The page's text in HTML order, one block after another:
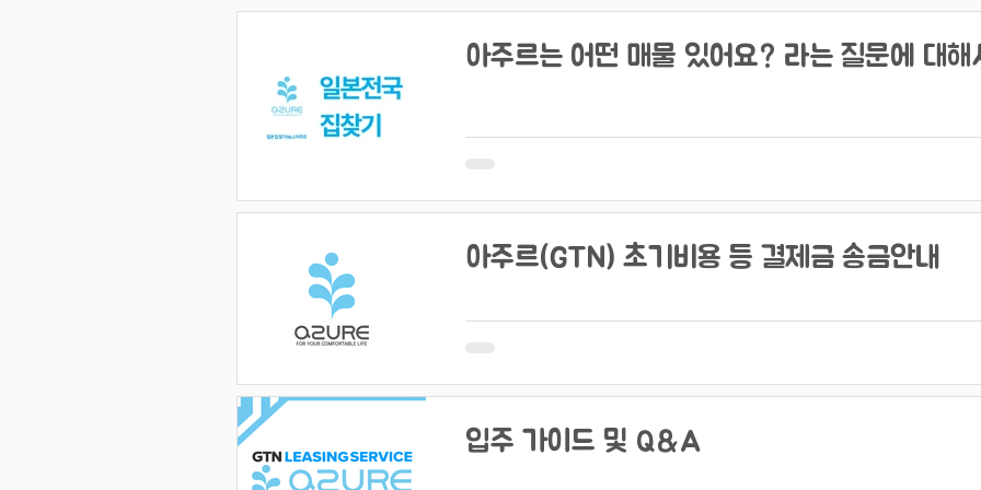
아주르는 어떤 매물 있어요? 라는 질문에 대해
아주르(GTN) 초기비용 등 결제금 송금안내
입주 가이드 및 Q&A